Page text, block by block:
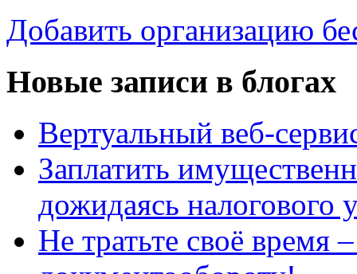
Добавить организацию
Новые записи в блогах
Вертуальный веб-
Заплатить
дожидаясь налогового
Не тратьте своё время